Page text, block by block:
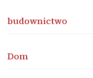
budownictwo
Dom